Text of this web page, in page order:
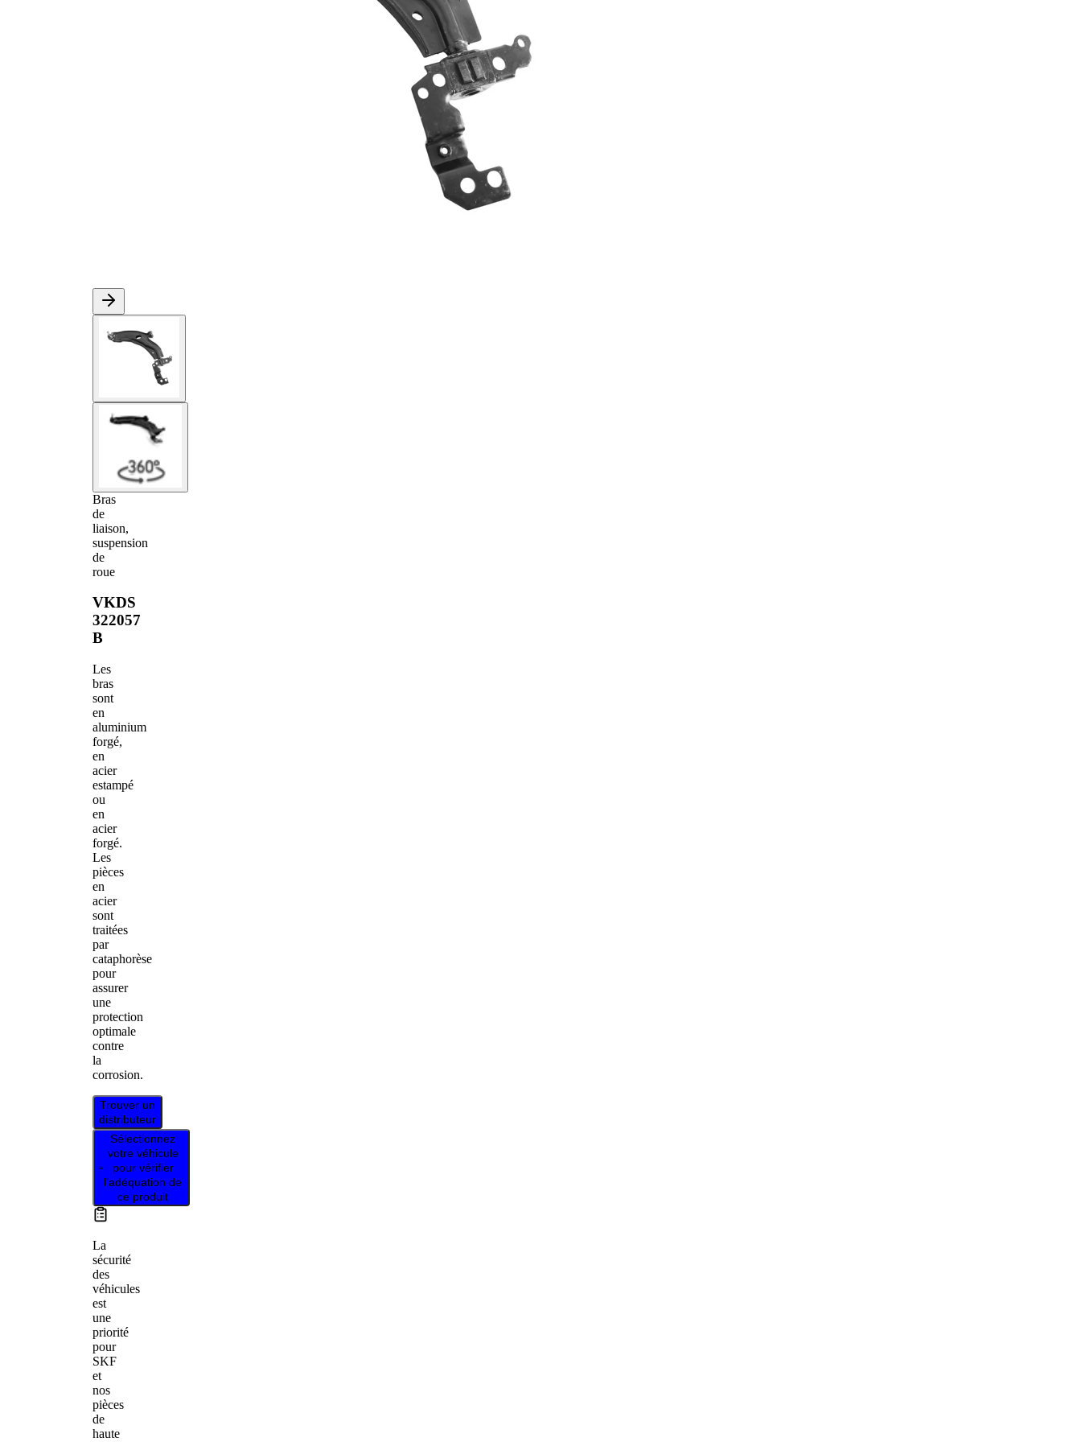
Bras
de
liaison,
suspension
de
roue
VKDS
322057
B
Les
bras
sont
en
aluminium
forgé,
en
acier
estampé
ou
en
acier
forgé.
Les
pièces
en
acier
sont
traitées
par
cataphorèse
pour
assurer
une
protection
optimale
contre
la
corrosion.
Trouver un
distributeur
Sélectionnez
votre véhicule
pour vérifier
l’adéquation de
ce produit
La
sécurité
des
véhicules
est
une
priorité
pour
SKF
et
nos
pièces
de
haute